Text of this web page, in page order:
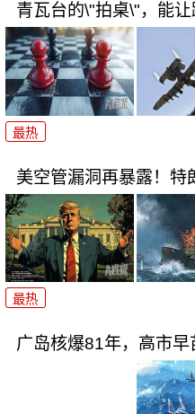
青瓦台的\"拍桌\"，能让
最热
美空管漏洞再暴露！特
最热
广岛核爆81年，高市早